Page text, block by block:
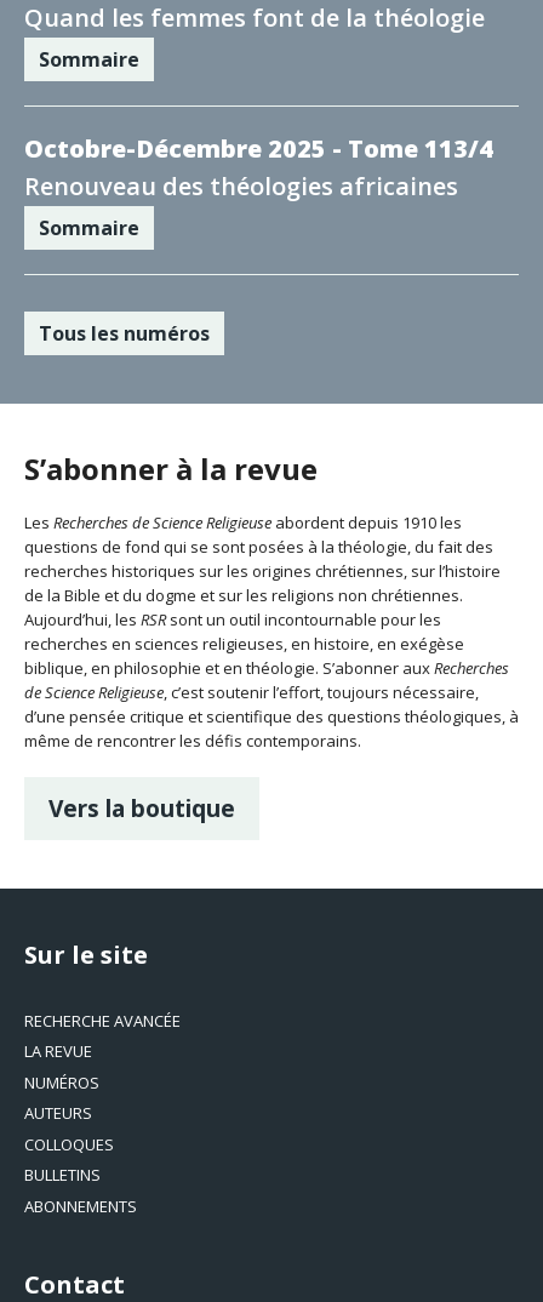
Quand les femmes font de la théologie
Sommaire
Octobre-Décembre 2025 - Tome 113/4
Renouveau des théologies africaines
Sommaire
Tous les numéros
S’abonner à la revue
Les Recherches de Science Religieuse abordent depuis 1910 les
questions de fond qui se sont posées à la théologie, du fait des
recherches historiques sur les origines chrétiennes, sur l’histoire
de la Bible et du dogme et sur les religions non chrétiennes.
Aujourd’hui, les RSRsont un outil incontournable pour les
recherches en sciences religieuses, en histoire, en exégèse
biblique, en philosophie et en théologie. S’abonner auxRecherches
de Science Religieuse, c’est soutenir l’effort, toujours nécessaire,
d’une pensée critique et scientifique des questions théologiques, à
même de rencontrer les défis contemporains.
Vers la boutique
Sur le site
RECHERCHE AVANCÉE
LA REVUE
NUMÉROS
AUTEURS
COLLOQUES
BULLETINS
ABONNEMENTS
Contact